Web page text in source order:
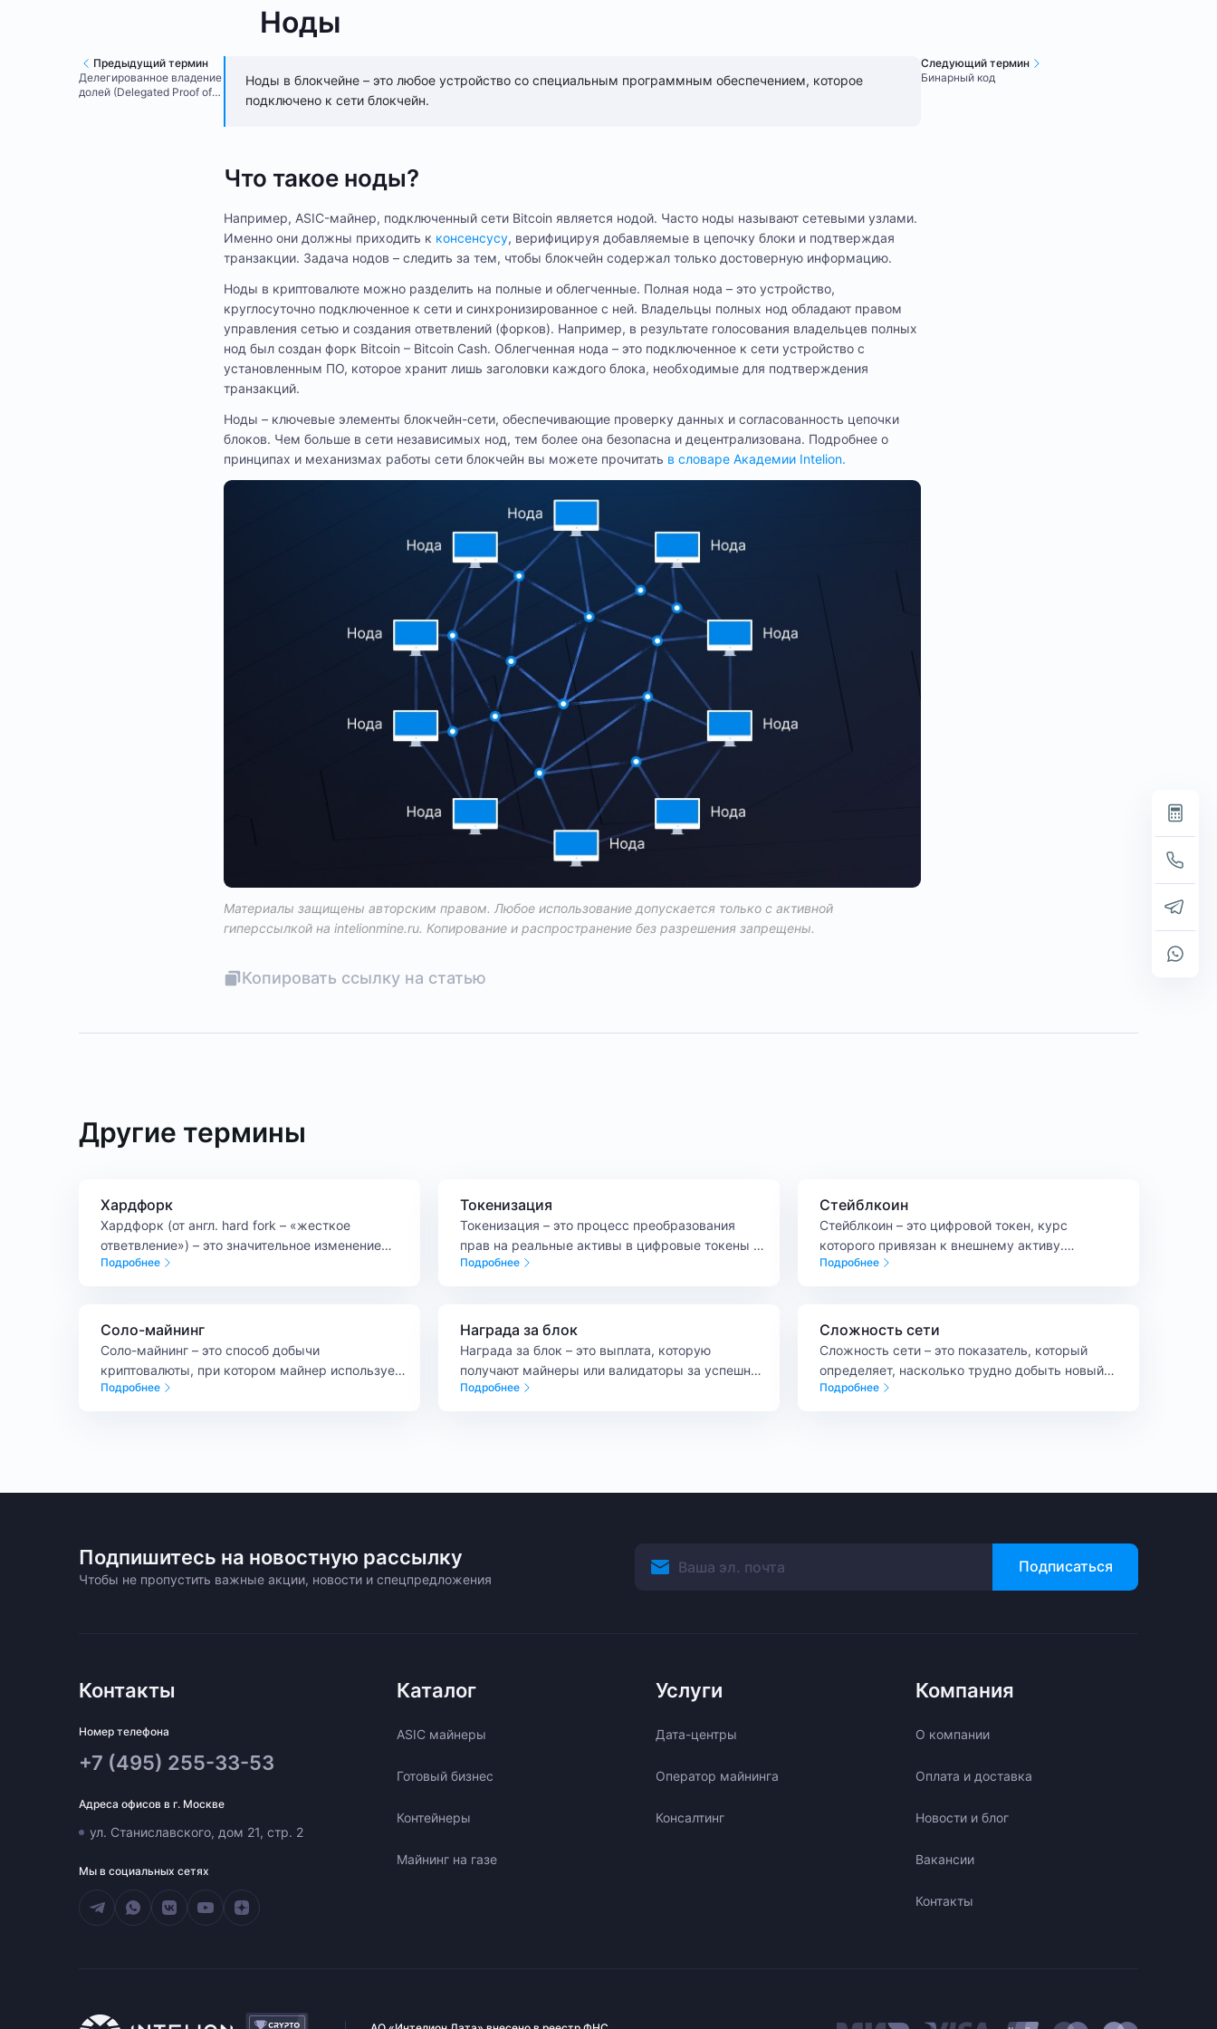
Ноды
Предыдущий термин
Делегированное владение
долей (Delegated Proof of
Ноды в блокчейне – это любое устройство со специальным программным обеспечением, которое
подключено к сети блокчейн.
Что такое ноды?
Например, ASIC-майнер, подключенный сети Bitcoin является нодой. Часто ноды называют сетевыми узлами.
Именно они должны приходить к консенсусу, верифицируя добавляемые в цепочку блоки и подтверждая
транзакции. Задача нодов – следить за тем, чтобы блокчейн содержал только достоверную информацию.
Ноды в криптовалюте можно разделить на полные и облегченные. Полная нода – это устройство,
круглосуточно подключенное к сети и синхронизированное с ней. Владельцы полных нод обладают правом
управления сетью и создания ответвлений (форков). Например, в результате голосования владельцев полных
нод был создан форк Bitcoin – Bitcoin Cash. Облегченная нода – это подключенное к сети устройство с
установленным ПО, которое хранит лишь заголовки каждого блока, необходимые для подтверждения
транзакций.
Ноды – ключевые элементы блокчейн-сети, обеспечивающие проверку данных и согласованность цепочки
блоков. Чем больше в сети независимых нод, тем более она безопасна и децентрализована. Подробнее о
принципах и механизмах работы сети блокчейн вы можете прочитать в словаре Академии Intelion.
Материалы защищены авторским правом. Любое использование допускается только с активной
гиперссылкой на intelionmine.ru. Копирование и распространение без разрешения запрещены.
Копировать ссылку на статью
Следующий термин
Бинарный код
Другие термины
Хардфорк
Хардфорк (от англ. hard fork – «жесткое
ответвление») – это значительное изменение
протокола блокчейна, при котором возникает
связан не просто с обновлением кода, а с
изменением логики работы сети.
Подробнее
Токенизация
Токенизация – это процесс преобразования
прав на реальные активы в цифровые токены с
использованием блокчейн-технологий.
Подробнее
Стейблкоин
Стейблкоин – это цифровой токен, курс
которого привязан к внешнему активу.
Например, к валюте, золоту или другому
Подробнее
Соло-майнинг
Соло-майнинг – это способ добычи
криптовалюты, при котором майнер использует
собственные мощности и получает шанс найти
Подробнее
Награда за блок
Награда за блок – это выплата, которую
получают майнеры или валидаторы за успешное
добавление нового блока в блокчейн.
Подробнее
Сложность сети
Сложность сети – это показатель, который
определяет, насколько трудно добыть новый
блок в блокчейне. Иными словами, сложность
Подробнее
Подпишитесь на новостную рассылку
Чтобы не пропустить важные акции, новости и спецпредложения
Подписаться
Контакты
Номер телефона
+7 (495) 255-33-53
Адреса офисов в г. Москве
ул. Станиславского, дом 21, стр. 2
Мы в социальных сетях
Каталог
ASIC майнеры
Готовый бизнес
Контейнеры
Майнинг на газе
Услуги
Дата-центры
Оператор майнинга
Консалтинг
Компания
О компании
Оплата и доставка
Новости и блог
Вакансии
Контакты